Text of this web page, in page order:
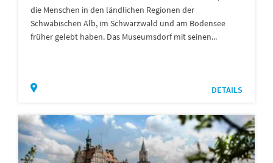
die Menschen in den ländlichen Regionen der
Schwäbischen Alb, im Schwarzwald und am Bodensee
früher gelebt haben. Das Museumsdorf mit seinen...
DETAILS